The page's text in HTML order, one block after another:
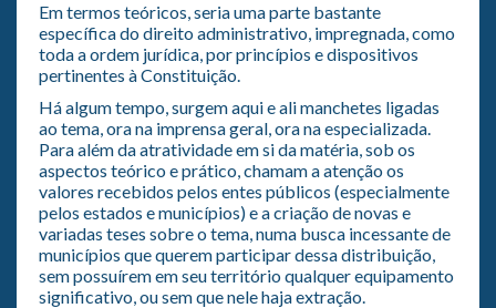
Em termos teóricos, seria uma parte bastante
específica do direito administrativo, impregnada, como
toda a ordem jurídica, por princípios e dispositivos
pertinentes à Constituição.
Há algum tempo, surgem aqui e ali manchetes ligadas
ao tema, ora na imprensa geral, ora na especializada.
Para além da atratividade em si da matéria, sob os
aspectos teórico e prático, chamam a atenção os
valores recebidos pelos entes públicos (especialmente
pelos estados e municípios) e a criação de novas e
variadas teses sobre o tema, numa busca incessante de
municípios que querem participar dessa distribuição,
sem possuírem em seu território qualquer equipamento
significativo, ou sem que nele haja extração.